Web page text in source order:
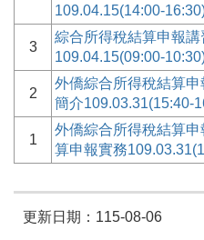
109.04.15(14:00-
3
綜合所得稅結算申報
109.04.15(09:00-
2
外僑綜合所得稅結算
簡介109.03.31(15:40-
1
外僑綜合所得稅結算
算申報實務
更新日期：115-08-06